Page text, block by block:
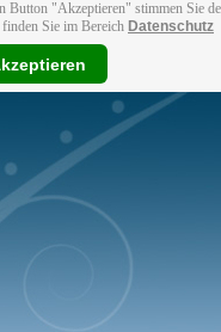
"Akzeptieren" stimmen Sie
Sie im Bereich Datenschutz